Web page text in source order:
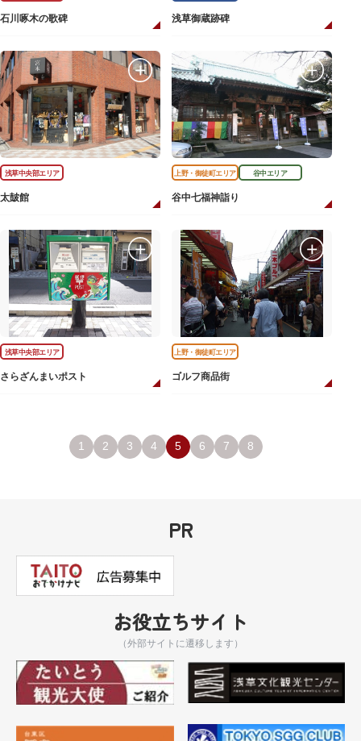
石川啄木の歌碑 浅草御蔵跡碑
浅草中央部エリア
太皷館
上野・御徒町エリア 谷中エリア
谷中七福神詣り
浅草中央部エリア
さらざんまいポスト
上野・御徒町エリア
ゴルフ商品街
1 2 3 4 5 6 7 8
PR
お役立ちサイト
（外部サイトに遷移します）